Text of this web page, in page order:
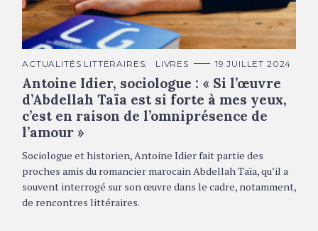
Antoine Idier © Arsène Marquis
C
T
É
G
R
I
E
ACTUALITÉS LITTÉRAIRES LIVRES 19 JUILLET 2024
Antoine Idier, sociologue : « Si l’œuvre
d’Abdellah Taïa est si forte à mes yeux,
c’est en raison de l’omniprésence de
l’amour »
Sociologue et historien, Antoine Idier fait partie des
proches amis du romancier marocain Abdellah Taïa, qu’il a
souvent interrogé sur son œuvre dans le cadre, notamment,
de rencontres littéraires.